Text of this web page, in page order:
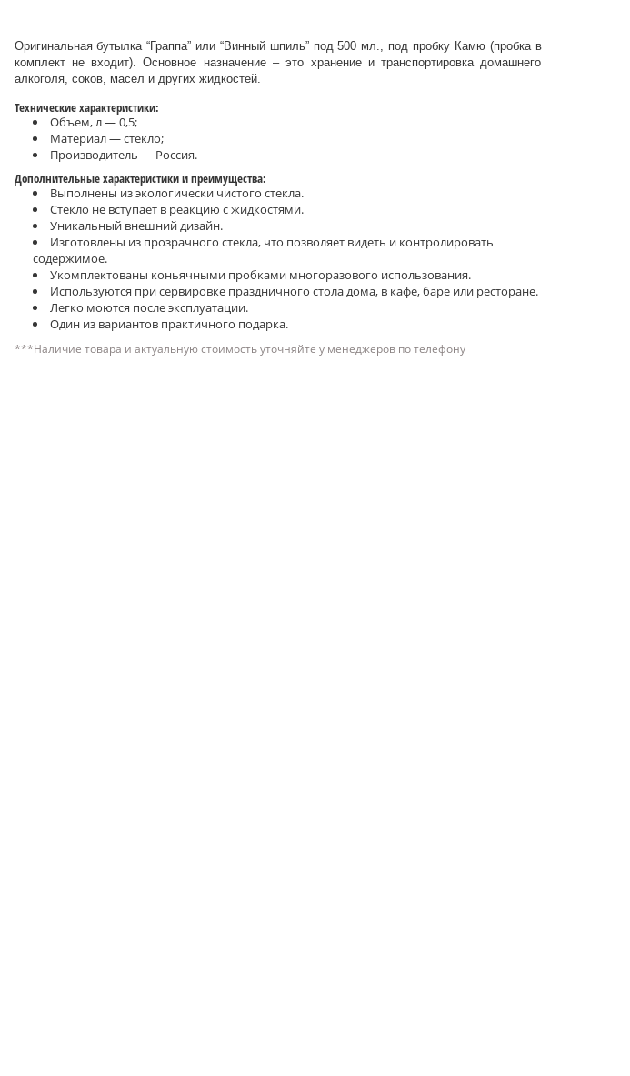
Оригинальная бутылка “Граппа” или “Винный шпиль” под 500 мл., под пробку Камю (пробка в
комплект не входит). Основное назначение – это хранение и транспортировка домашнего
алкоголя, соков, масел и других жидкостей.
Технические характеристики:
Объем, л — 0,5;
Материал — стекло;
Производитель — Россия.
Дополнительные характеристики и преимущества:
Выполнены из экологически чистого стекла.
Стекло не вступает в реакцию с жидкостями.
Уникальный внешний дизайн.
Изготовлены из прозрачного стекла, что позволяет видеть и контролировать
содержимое.
Укомплектованы коньячными пробками многоразового использования.
Используются при сервировке праздничного стола дома, в кафе, баре или ресторане.
Легко моются после эксплуатации.
Один из вариантов практичного подарка.
***Наличие товара и актуальную стоимость уточняйте у менеджеров по телефону